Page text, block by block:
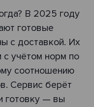
В 2025 году
готовые
с доставкой. Их
с учётом норм по
соотношению
Сервис берёт
готовку — вы